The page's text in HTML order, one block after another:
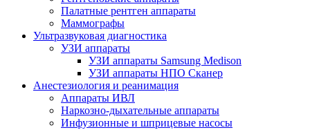
Палатные рентген аппараты
Маммографы
Ультразвуковая диагностика
УЗИ аппараты
УЗИ аппараты Samsung Medison
УЗИ аппараты НПО Сканер
Анестезиология и реанимация
Аппараты ИВЛ
Наркозно-дыхательные аппараты
Инфузионные и шприцевые насосы